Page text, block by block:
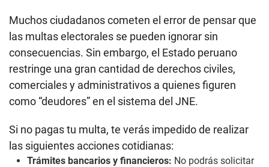
Muchos ciudadanos cometen el error de pensar que
las multas electorales se pueden ignorar sin
consecuencias. Sin embargo, el Estado peruano
restringe una gran cantidad de derechos civiles,
comerciales y administrativos a quienes figuren
como “deudores” en el sistema del JNE.
Si no pagas tu multa, te verás impedido de realizar
las siguientes acciones cotidianas:
Trámites bancarios y financieros: No podrás solicitar